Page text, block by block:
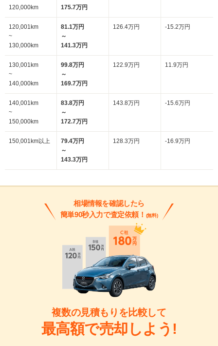
120,000km
175.7万円
120,001km
~
130,000km
81.1万円
～
141.3万円
126.4万円 -15.2万円
130,001km
~
140,000km
99.8万円
～
169.7万円
122.9万円 11.9万円
140,001km
~
150,000km
83.8万円
～
172.7万円
143.8万円 -15.6万円
150,001km以上
79.4万円
～
143.3万円
128.3万円 -16.9万円
相場情報を確認したら
簡単90秒入力で査定依頼！ (無料)
複数の見積もりを比較して
最高額で売却しよう!